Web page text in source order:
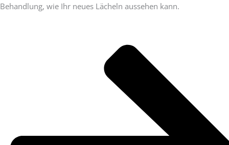
Behandlung, wie Ihr neues Lächeln aussehen kann.